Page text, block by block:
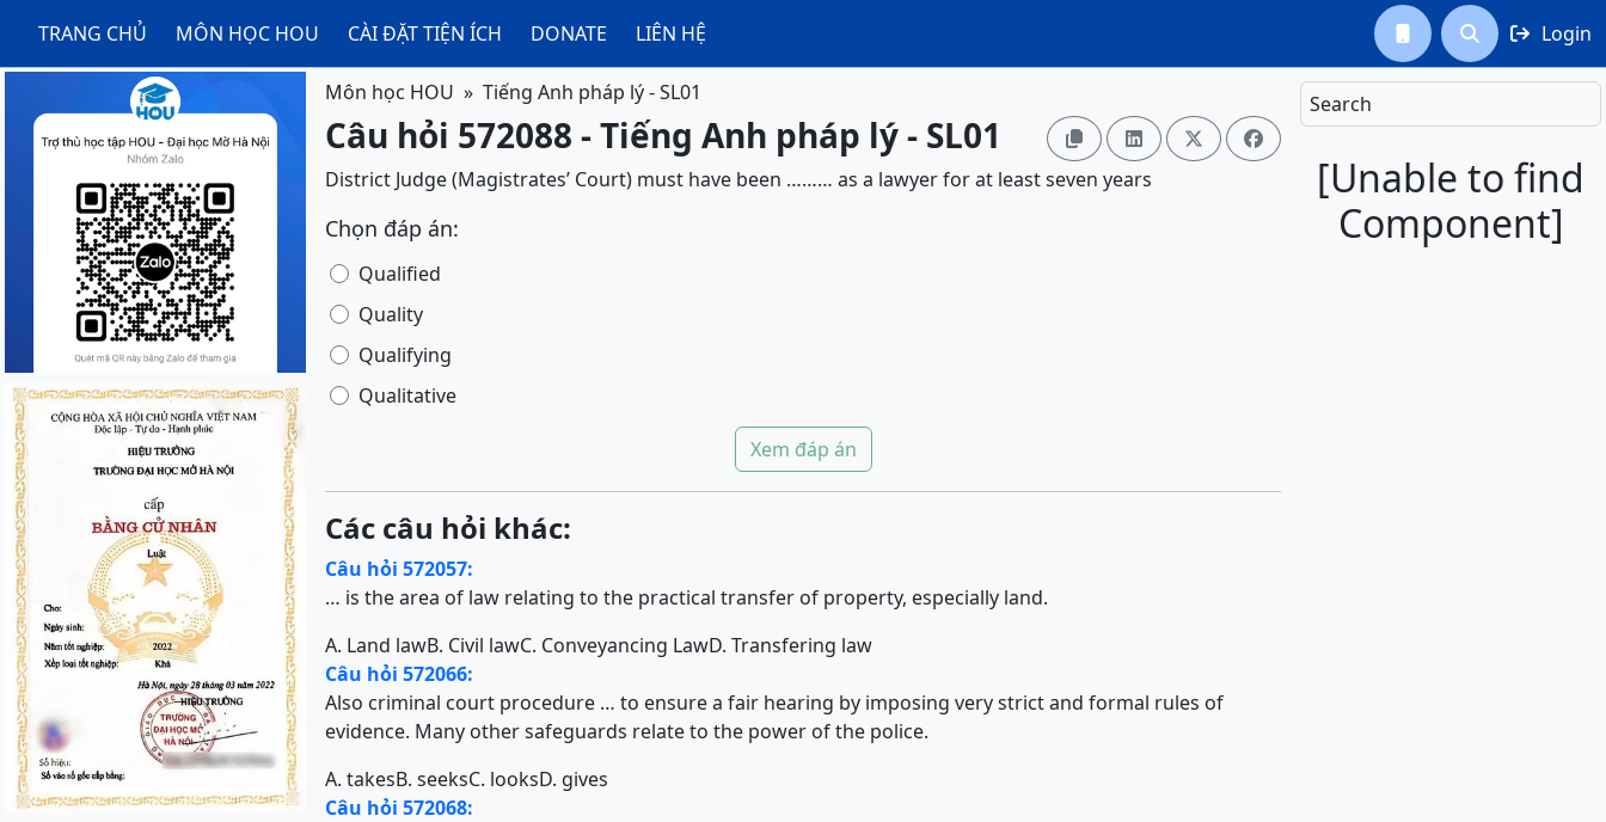
TRANG CHỦ MÔN HỌC HOU CÀI ĐẶT TIỆN ÍCH DONATE LIÊN HỆ   Login
Search
[Unable to find
Component]
Môn học HOU Tiếng Anh pháp lý - SL01
Câu hỏi 572088 - Tiếng Anh pháp lý - SL01    
District Judge (Magistrates’ Court) must have been ……… as a lawyer for at least seven years
Chọn đáp án:
Qualified
Quality
Qualifying
Qualitative
Xem đáp án
Các câu hỏi khác:
Câu hỏi 572057:
… is the area of law relating to the practical transfer of property, especially land.
A. Land lawB. Civil lawC. Conveyancing LawD. Transfering law
Câu hỏi 572066:
Also criminal court procedure … to ensure a fair hearing by imposing very strict and formal rules of
evidence. Many other safeguards relate to the power of the police.
A. takesB. seeksC. looksD. gives
Câu hỏi 572068: